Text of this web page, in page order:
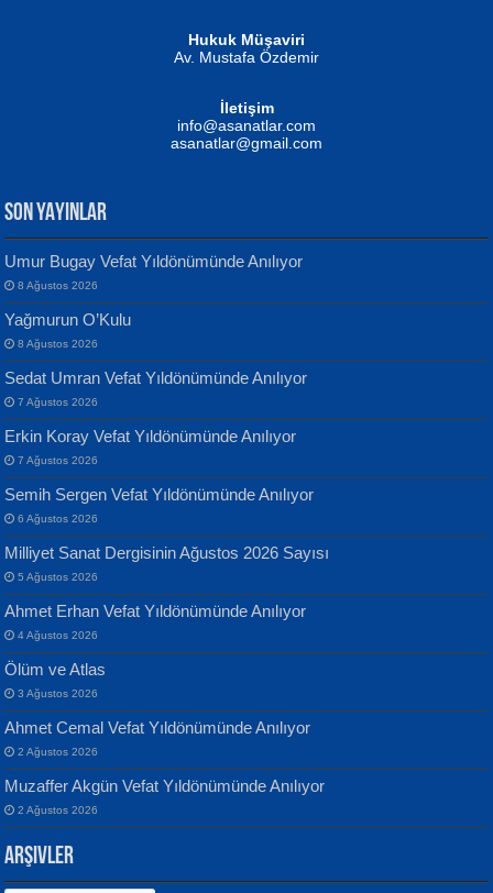
MUSTAFA KELOĞLU
Yarına İz Bırakmak...
ATİLLA ÖZEN
Sultan Olmadan Önce Eyüp...
EKREM KARABABA
Yılmaz Ekinci
Geceye Söylenen...
Banu Sancak
Defterimden İçeri...
İsmail Aydos
İnkisar...
Hukuk Müşaviri
Av. Mustafa Özdemir
İletişim
info@asanatlar.com
asanatlar@gmail.com
SON YAYINLAR
Umur Bugay Vefat Yıldönümünde Anılıyor
8 Ağustos 2026
Yağmurun O’Kulu
8 Ağustos 2026
Sedat Umran Vefat Yıldönümünde Anılıyor
7 Ağustos 2026
Erkin Koray Vefat Yıldönümünde Anılıyor
7 Ağustos 2026
Semih Sergen Vefat Yıldönümünde Anılıyor
6 Ağustos 2026
Milliyet Sanat Dergisinin Ağustos 2026 Sayısı
5 Ağustos 2026
Ahmet Erhan Vefat Yıldönümünde Anılıyor
4 Ağustos 2026
Ölüm ve Atlas
3 Ağustos 2026
Ahmet Cemal Vefat Yıldönümünde Anılıyor
2 Ağustos 2026
Muzaffer Akgün Vefat Yıldönümünde Anılıyor
2 Ağustos 2026
Arşivler